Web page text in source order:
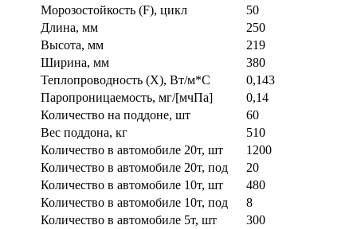
Морозостойкость (F), цикл
50
Длина, мм
250
Высота, мм
219
Ширина, мм
380
Теплопроводность (X), Вт/м*С
0,143
Паропроницаемость, мг/[мчПа]
0,14
Количество на поддоне, шт
60
Вес поддона, кг
510
Количество в автомобиле 20т, шт
1200
Количество в автомобиле 20т, под
20
Количество в автомобиле 10т, шт
480
Количество в автомобиле 10т, под
8
Количество в автомобиле 5т, шт
300